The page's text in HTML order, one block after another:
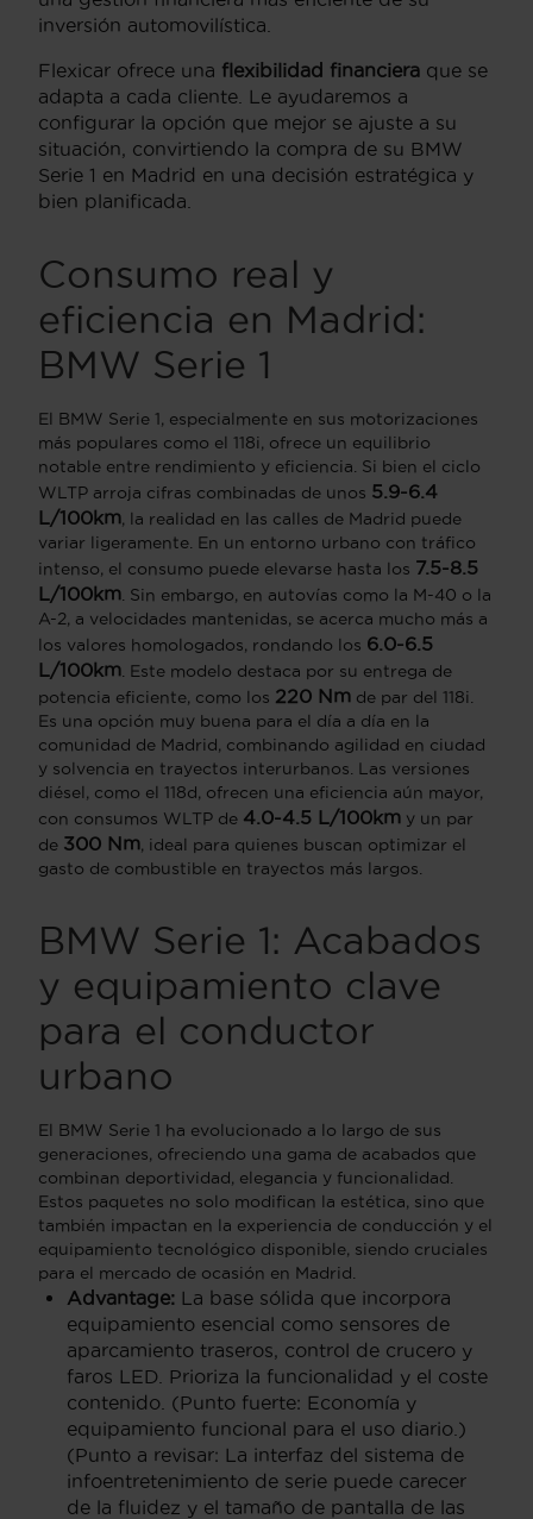
inversión automovilística.
Flexicar ofrece una flexibilidad financiera que se
adapta a cada cliente. Le ayudaremos a
configurar la opción que mejor se ajuste a su
situación, convirtiendo la compra de su BMW
Serie 1 en Madrid en una decisión estratégica y
bien planificada.
Consumo real y
eficiencia en Madrid:
BMW Serie 1
El BMW Serie 1, especialmente en sus motorizaciones
más populares como el 118i, ofrece un equilibrio
notable entre rendimiento y eficiencia. Si bien el ciclo
WLTP arroja cifras combinadas de unos 5.9-6.4
L/100km, la realidad en las calles de Madrid puede
variar ligeramente. En un entorno urbano con tráfico
intenso, el consumo puede elevarse hasta los 7.5-8.5
L/100km . Sin embargo, en autovías como la M-40 o la
A-2, a velocidades mantenidas, se acerca mucho más a
los valores homologados, rondando los 6.0-6.5
L/100km . Este modelo destaca por su entrega de
potencia eficiente, como los 220 Nm de par del 118i.
Es una opción muy buena para el día a día en la
comunidad de Madrid, combinando agilidad en ciudad
y solvencia en trayectos interurbanos. Las versiones
diésel, como el 118d, ofrecen una eficiencia aún mayor,
con consumos WLTP de 4.0-4.5 L/100km y un par
de 300 Nm, ideal para quienes buscan optimizar el
gasto de combustible en trayectos más largos.
BMW Serie 1: Acabados
y equipamiento clave
para el conductor
urbano
El BMW Serie 1 ha evolucionado a lo largo de sus
generaciones, ofreciendo una gama de acabados que
combinan deportividad, elegancia y funcionalidad.
Estos paquetes no solo modifican la estética, sino que
también impactan en la experiencia de conducción y el
equipamiento tecnológico disponible, siendo cruciales
para el mercado de ocasión en Madrid.
Advantage: La base sólida que incorpora
equipamiento esencial como sensores de
aparcamiento traseros, control de crucero y
faros LED. Prioriza la funcionalidad y el coste
contenido. (Punto fuerte: Economía y
equipamiento funcional para el uso diario.)
(Punto a revisar: La interfaz del sistema de
infoentretenimiento de serie puede carecer
de la fluidez y el tamaño de pantalla de las